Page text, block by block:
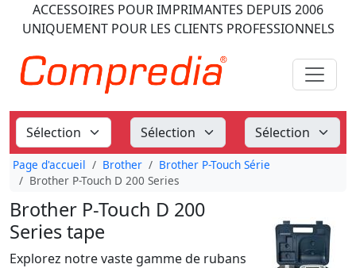
ACCESSOIRES POUR IMPRIMANTES DEPUIS 2006
UNIQUEMENT POUR LES CLIENTS PROFESSIONNELS
Page d'accueil Brother
Brother P-Touch Série
Brother P-Touch D 200 Series
Brother P-Touch D 200
Series tape
Explorez notre vaste gamme de rubans